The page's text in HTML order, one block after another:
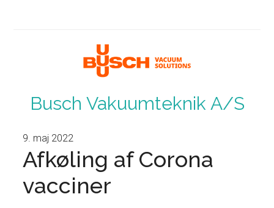
Busch Vakuumteknik A/S
9. maj 2022
Afkøling af Corona
vacciner